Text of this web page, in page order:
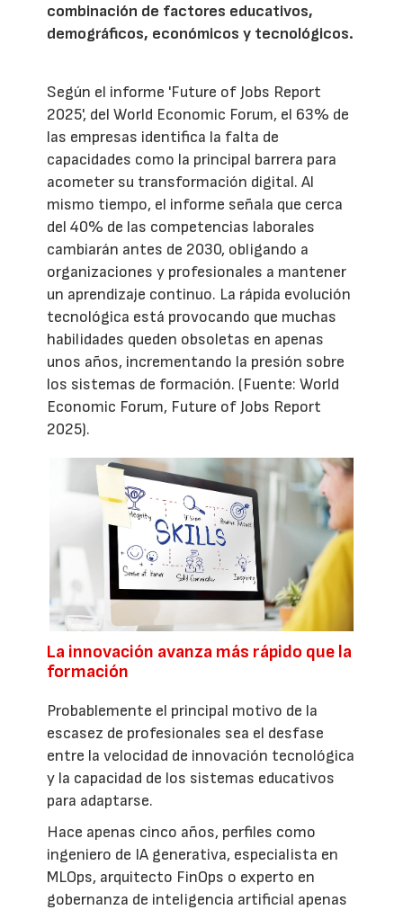
combinación de factores educativos,
demográficos, económicos y tecnológicos.
Según el informe 'Future of Jobs Report
2025', del World Economic Forum, el 63% de
las empresas identifica la falta de
capacidades como la principal barrera para
acometer su transformación digital. Al
mismo tiempo, el informe señala que cerca
del 40% de las competencias laborales
cambiarán antes de 2030, obligando a
organizaciones y profesionales a mantener
un aprendizaje continuo. La rápida evolución
tecnológica está provocando que muchas
habilidades queden obsoletas en apenas
unos años, incrementando la presión sobre
los sistemas de formación. (Fuente: World
Economic Forum, Future of Jobs Report
2025).
La innovación avanza más rápido que la
formación
Probablemente el principal motivo de la
escasez de profesionales sea el desfase
entre la velocidad de innovación tecnológica
y la capacidad de los sistemas educativos
para adaptarse.
Hace apenas cinco años, perfiles como
ingeniero de IA generativa, especialista en
MLOps, arquitecto FinOps o experto en
gobernanza de inteligencia artificial apenas